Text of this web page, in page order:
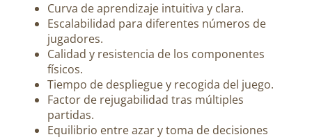
Curva de aprendizaje intuitiva y clara.
Escalabilidad para diferentes números de
jugadores.
Calidad y resistencia de los componentes
físicos.
Tiempo de despliegue y recogida del juego.
Factor de rejugabilidad tras múltiples
partidas.
Equilibrio entre azar y toma de decisiones